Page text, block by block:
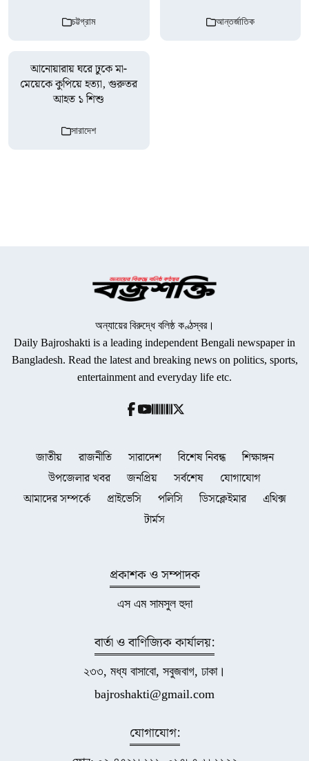
চট্টগ্রাম আন্তর্জাতিক
আনোয়ারায় ঘরে ঢুকে মা-
মেয়েকে কুপিয়ে হত্যা, গুরুতর
আহত ১ শিশু
সারাদেশ
অন্যায়ের বিরুদ্ধে বলিষ্ঠ কণ্ঠস্বর।
Daily Bajroshakti is a leading independent Bengali newspaper in
Bangladesh. Read the latest and breaking news on politics, sports,
entertainment and everyday life etc.
জাতীয় রাজনীতি সারাদেশ বিশেষ নিবন্ধ
শিক্ষাঙ্গন
উপজেলার খবর
জনপ্রিয় সর্বশেষ
যোগাযোগ
আমাদের সম্পর্কে
প্রাইভেসি পলিসি ডিসক্লেইমার
এথিক্স
টার্মস
প্রকাশক ও সম্পাদক
এস এম সামসুল হুদা
বার্তা ও বাণিজ্যিক কার্যালয়:
২৩৩, মধ্য বাসাবো, সবুজবাগ, ঢাকা।
bajroshakti@gmail.com
যোগাযোগ: